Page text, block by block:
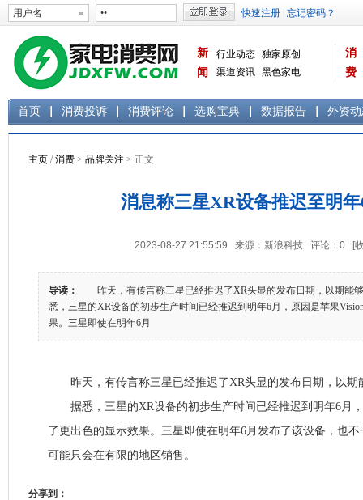
新
闻
行业动态 独家原创
渠道资讯 黑色家电
消
费
首页 消费投诉 消费评论 选购宝典 数据报告 外资
主页 /消费 > 品牌关注 > 正文
消息称三星XR设备推迟至明
2023-08-27 21:55:59 来源：新浪科技 评论： 0 [
导读：
昨天，有传言称三星已经推迟了XR头显的发布日期，以期
悉，三星的XR设备的初步生产时间已经推迟到明年6月，原因是苹果
果。三星即使在明年6月
昨天，有传言称三星已经推迟了XR头显的发布日期，以期
据悉，三星的XR设备的初步生产时间已经推迟到明年6月，
了更出色的显示效果。三星即使在明年6月发布了该设备，也
可能只会在有限的地区销售。
分享到：